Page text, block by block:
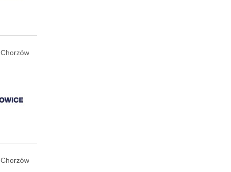
Chorzów
Chorzów